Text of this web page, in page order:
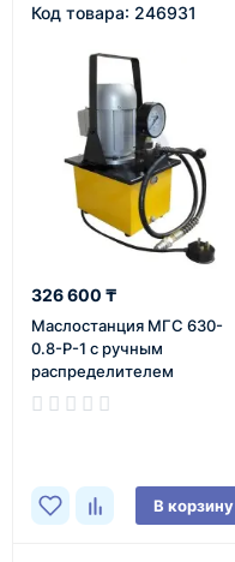
Код товара: 246931
326 600 ₸
Маслостанция МГС 630-
0.8-Р-1 с ручным
распределителем
В корзину